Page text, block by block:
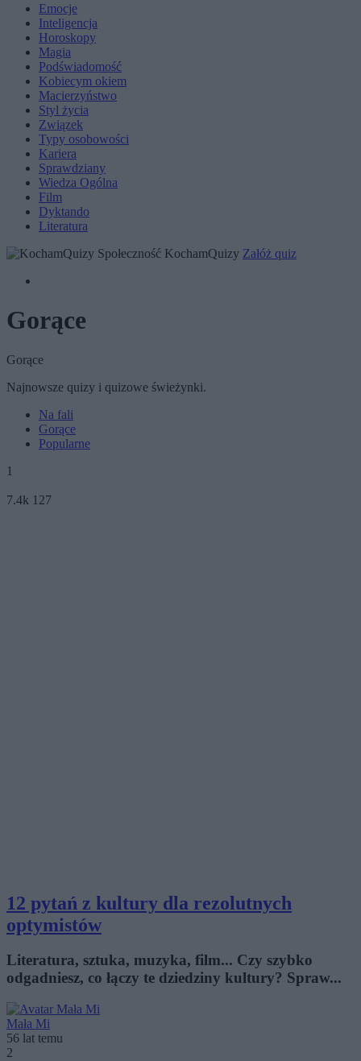
Emocje
Inteligencja
Horoskopy
Magia
Podświadomość
Kobiecym okiem
Macierzyństwo
Styl życia
Związek
Typy osobowości
Kariera
Sprawdziany
Wiedza Ogólna
Film
Dyktando
Literatura
Społeczność KochamQuizy Załóż quiz
Gorące
Gorące
Najnowsze quizy i quizowe świeżynki.
Na fali
Gorące
Popularne
1
7.4k 127
12 pytań z kultury dla rezolutnych
optymistów
Literatura, sztuka, muzyka, film... Czy szybko
odgadniesz, co łączy te dziedziny kultury? Spraw...
Mała Mi
56 lat temu
2